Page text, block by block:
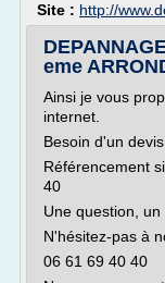
Site : http://
eme
Ainsi je vous
internet.
Besoin d'un
Référencement
40
Une question,
N'hésitez-pas à
06 61 69 40 40